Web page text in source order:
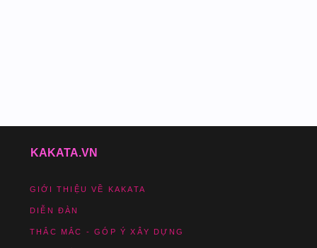
KAKATA.VN
GIỚI THIỆU VỀ KAKATA
DIỄN ĐÀN
THẮC MẮC - GÓP Ý XÂY DỰNG